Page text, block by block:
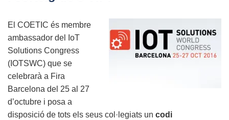
El COETIC és membre
ambassador del IoT
Solutions Congress
(IOTSWC) que se
celebrarà a Fira
Barcelona del 25 al 27
d’octubre i posa a
disposició de tots els seus col·legiats un codi